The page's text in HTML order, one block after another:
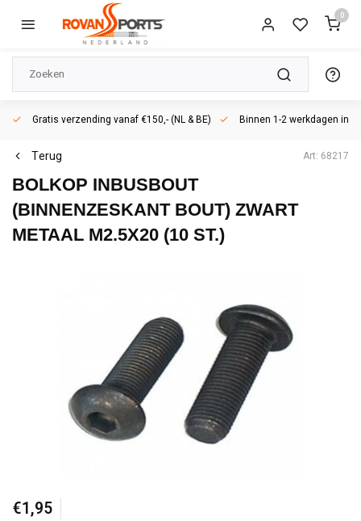
0
Gratis verzending vanaf €150,- (NL & BE) Binnen 1-2 werkdagen in
Terug Art: 68217
BOLKOP INBUSBOUT
(BINNENZESKANT BOUT) ZWART
METAAL M2.5X20 (10 ST.)
€1,95